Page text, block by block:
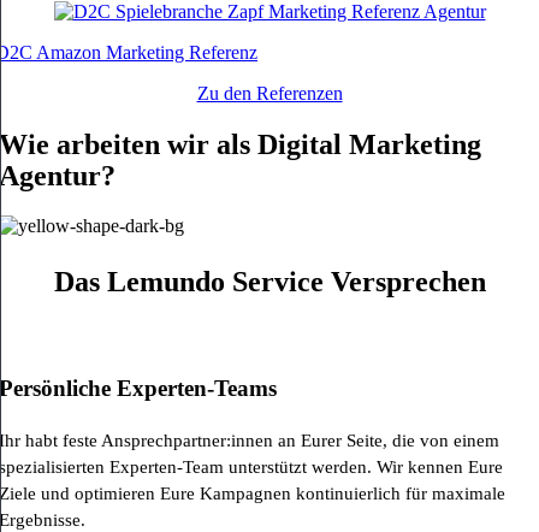
Amazon Marketing Referenz
Zu den Referenzen
Wie arbeiten wir als Digital Marketing
Agentur?
Das Lemundo Service Versprechen
Persönliche Experten-Teams
Ihr habt feste Ansprechpartner:innen an Eurer Seite, die von einem
spezialisierten Experten-Team unterstützt werden. Wir kennen Eure
Ziele und optimieren Eure Kampagnen kontinuierlich für maximale
Ergebnisse.